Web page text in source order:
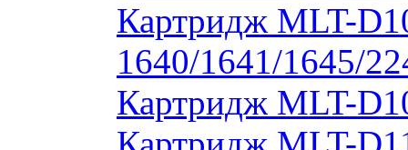
Картридж MLT-
1640/1641/1645/
Картридж MLT-